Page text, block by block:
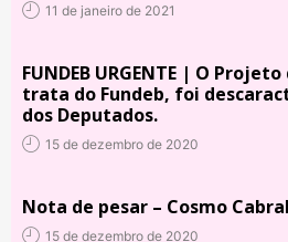
11 de janeiro de 2021
FUNDEB URGENTE | O
trata do Fundeb, foi
dos Deputados.
15 de dezembro de 2020
Nota de pesar – Cosmo Cabral
15 de dezembro de 2020